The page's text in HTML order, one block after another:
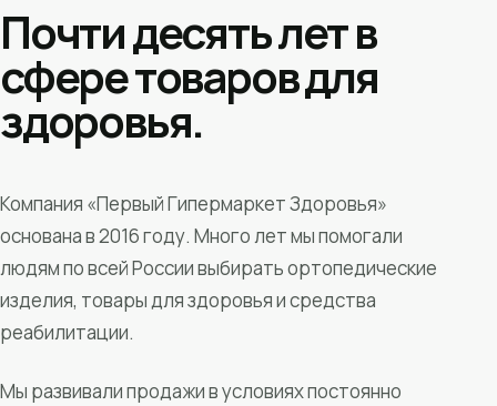
Почти десять лет в
сфере товаров для
здоровья.
Компания «Первый Гипермаркет Здоровья»
основана в 2016 году. Много лет мы помогали
людям по всей России выбирать ортопедические
изделия, товары для здоровья и средства
реабилитации.
Мы развивали продажи в условиях постоянно